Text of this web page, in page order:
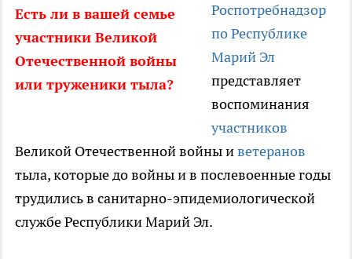
Есть ли в вашей семье
участники Великой
Отечественной войны
или труженики тыла?
Роспотребнадзор
по Республике
Марий Эл
представляет
воспоминания
участников
Великой Отечественной войны иветеранов
тыла, которые до войны и в послевоенные годы
трудились в санитарно-эпидемиологической
службе Республики Марий Эл.